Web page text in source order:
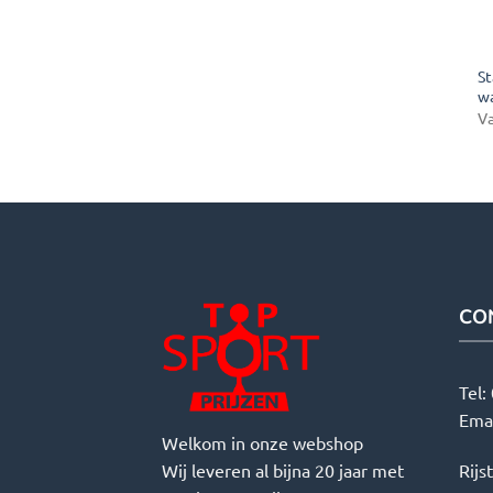
Welkom in onze webshop
Wij leveren al bijna 20 jaar met
Tel: